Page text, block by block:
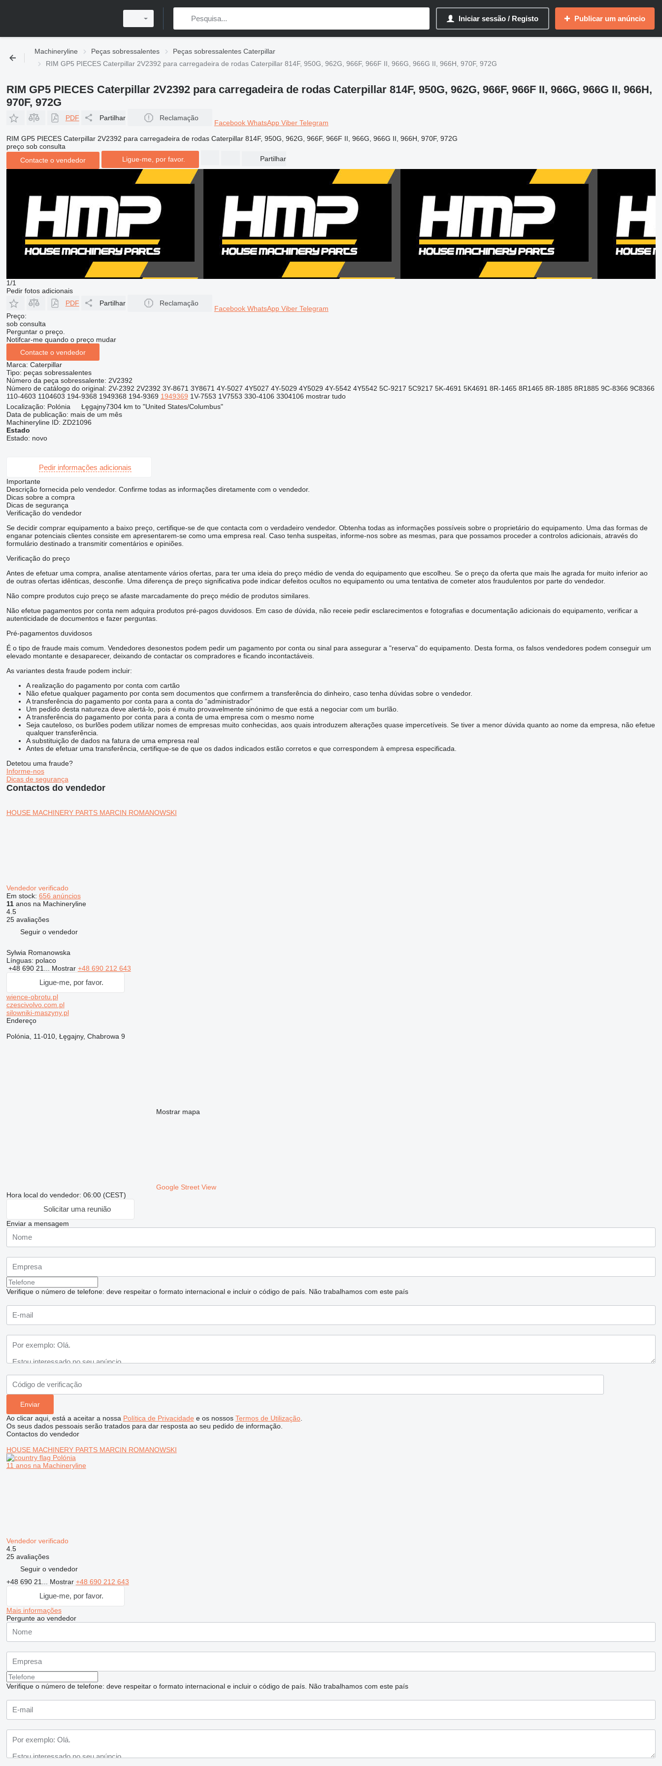
Iniciar sessão / Registo Publicar um anúncio
Machineryline Peças sobressalentes
Peças sobressalentes Caterpillar
RIM GP5 PIECES Caterpillar 2V2392 para carregadeira de rodas Caterpillar 814F, 950G, 962G, 966F, 966F II, 966G, 966G II, 966H, 970F, 972G
RIM GP5 PIECES Caterpillar 2V2392 para carregadeira de rodas Caterpillar 814F, 950G, 962G, 966F, 966F II, 966G, 966G II, 966H,
970F, 972G
PDF Partilhar Reclamação
Facebook WhatsApp Viber Telegram
RIM GP5 PIECES Caterpillar 2V2392 para carregadeira de rodas Caterpillar 814F, 950G, 962G, 966F, 966F II, 966G, 966G II, 966H, 970F, 972G
preço sob consulta
Contacte o vendedor
Ligue-me, por favor. Partilhar
1/1
Pedir fotos adicionais
PDF
Partilhar Reclamação
Facebook WhatsApp Viber Telegram
Preço:
sob consulta
Perguntar o preço.
Notifcar-me quando o preço mudar
Contacte o vendedor
Marca: Caterpillar
Tipo: peças sobressalentes
Número da peça sobressalente: 2V2392
Número de catálogo do original: 2V-2392 2V2392 3Y-8671 3Y8671 4Y-5027 4Y5027 4Y-5029 4Y5029 4Y-5542 4Y5542 5C-9217 5C9217 5K-4691 5K4691 8R-1465 8R1465 8R-1885 8R1885 9C-8366 9C8366
110-4603 1104603 194-9368 1949368 194-9369 1949369 1V-7553 1V7553 330-4106 3304106 mostrar tudo
Localização: Polónia Łęgajny7304 km to "United States/Columbus"
Data de publicação: mais de um mês
Machineryline ID: ZD21096
Estado
Estado: novo
Pedir informações adicionais
Importante
Descrição fornecida pelo vendedor. Confirme todas as informações diretamente com o vendedor.
Dicas sobre a compra
Dicas de segurança
Verificação do vendedor
Se decidir comprar equipamento a baixo preço, certifique-se de que contacta com o verdadeiro vendedor. Obtenha todas as informações possíveis sobre o proprietário do equipamento. Uma das formas de
enganar potenciais clientes consiste em apresentarem-se como uma empresa real. Caso tenha suspeitas, informe-nos sobre as mesmas, para que possamos proceder a controlos adicionais, através do
formulário destinado a transmitir comentários e opiniões.
Verificação do preço
Antes de efetuar uma compra, analise atentamente vários ofertas, para ter uma ideia do preço médio de venda do equipamento que escolheu. Se o preço da oferta que mais lhe agrada for muito inferior ao
de outras ofertas idênticas, desconfie. Uma diferença de preço significativa pode indicar defeitos ocultos no equipamento ou uma tentativa de cometer atos fraudulentos por parte do vendedor.
Não compre produtos cujo preço se afaste marcadamente do preço médio de produtos similares.
Não efetue pagamentos por conta nem adquira produtos pré-pagos duvidosos. Em caso de dúvida, não receie pedir esclarecimentos e fotografias e documentação adicionais do equipamento, verificar a
autenticidade de documentos e fazer perguntas.
Pré-pagamentos duvidosos
É o tipo de fraude mais comum. Vendedores desonestos podem pedir um pagamento por conta ou sinal para assegurar a "reserva" do equipamento. Desta forma, os falsos vendedores podem conseguir um
elevado montante e desaparecer, deixando de contactar os compradores e ficando incontactáveis.
As variantes desta fraude podem incluir:
A realização do pagamento por conta com cartão
Não efetue qualquer pagamento por conta sem documentos que confirmem a transferência do dinheiro, caso tenha dúvidas sobre o vendedor.
A transferência do pagamento por conta para a conta do “administrador”
Um pedido desta natureza deve alertá-lo, pois é muito provavelmente sinónimo de que está a negociar com um burlão.
A transferência do pagamento por conta para a conta de uma empresa com o mesmo nome
Seja cauteloso, os burlões podem utilizar nomes de empresas muito conhecidas, aos quais introduzem alterações quase impercetíveis. Se tiver a menor dúvida quanto ao nome da empresa, não efetue
qualquer transferência.
A substituição de dados na fatura de uma empresa real
Antes de efetuar uma transferência, certifique-se de que os dados indicados estão corretos e que correspondem à empresa especificada.
Detetou uma fraude?
Informe-nos
Dicas de segurança
Contactos do vendedor
HOUSE MACHINERY PARTS MARCIN ROMANOWSKI
Vendedor verificado
Em stock: 656 anúncios
11anos na Machineryline
4.5
25 avaliações
Seguir o vendedor
Sylwia Romanowska
Línguas: polaco
+48 690 21... Mostrar +48 690 212 643
Ligue-me, por favor.
wience-obrotu.pl
czescivolvo.com.pl
silowniki-maszyny.pl
Endereço
Polónia, 11-010, Łęgajny, Chabrowa 9
Mostrar mapa
Google Street View
Hora local do vendedor: 06:00 (CEST)
Solicitar uma reunião
Enviar a mensagem
Verifique o número de telefone: deve respeitar o formato internacional e incluir o código de país. Não trabalhamos com este país
Ao clicar aqui, está a aceitar a nossa Política de Privacidade e os nossos Termos de Utilização.
Os seus dados pessoais serão tratados para dar resposta ao seu pedido de informação.
Contactos do vendedor
HOUSE MACHINERY PARTS MARCIN ROMANOWSKI
Polónia
11 anos na Machineryline
Vendedor verificado
4.5
25 avaliações
Seguir o vendedor
+48 690 21... Mostrar +48 690 212 643
Ligue-me, por favor.
Mais informações
Pergunte ao vendedor
Verifique o número de telefone: deve respeitar o formato internacional e incluir o código de país. Não trabalhamos com este país